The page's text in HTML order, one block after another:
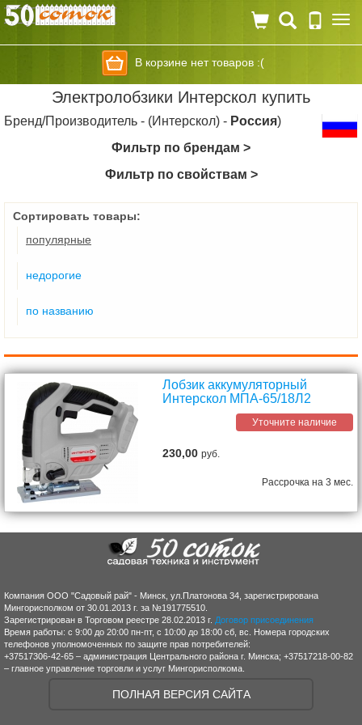
В корзине нет товаров :(
Электролобзики Интерскол купить
Бренд/Производитель - (Интерскол) - Россия)
Фильтр по брендам >
Фильтр по свойствам >
Сортировать товары:
популярные
недорогие
по названию
Лобзик аккумуляторный
Интерскол МПА-65/18Л2
Уточните наличие
230,00руб.
Рассрочка на 3 мес.
Компания ООО "Садовый рай" - Минск, ул.Платонова 34, зарегистрирована
Мингорисполком от 30.01.2013 г. за №191775510.
Зарегистрирован в Торговом реестре 28.02.2013 г. Договор присоединения
Время работы: с 9:00 до 20:00 пн-пт, с 10:00 до 18:00 сб, вс. Номера городских
телефонов уполномоченных по защите прав потребителей:
+37517306-42-65 – администрация Центрального района г. Минска; +37517218-00-82
– главное управление торговли и услуг Мингорисполкома.
ПОЛНАЯ ВЕРСИЯ САЙТА